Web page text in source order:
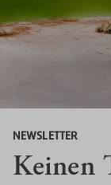
NEWSLETTER
Keinen